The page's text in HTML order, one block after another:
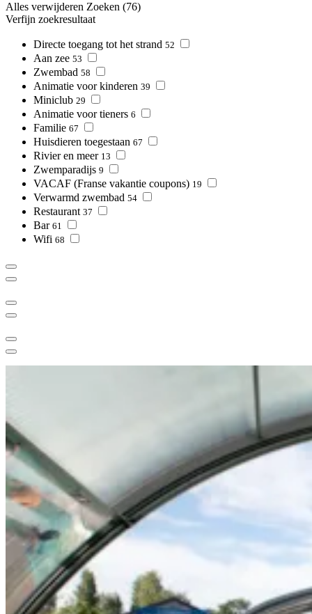
Alles verwijderen Zoeken (76)
Verfijn zoekresultaat
Directe toegang tot het strand 52
Aan zee 53
Zwembad 58
Animatie voor kinderen 39
Miniclub 29
Animatie voor tieners 6
Familie 67
Huisdieren toegestaan 67
Rivier en meer 13
Zwemparadijs 9
VACAF (Franse vakantie coupons) 19
Verwarmd zwembad 54
Restaurant 37
Bar 61
Wifi 68